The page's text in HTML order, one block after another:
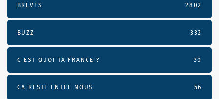
BRÈVES 2802
BUZZ 332
C'EST QUOI TA FRANCE ? 30
CA RESTE ENTRE NOUS 56